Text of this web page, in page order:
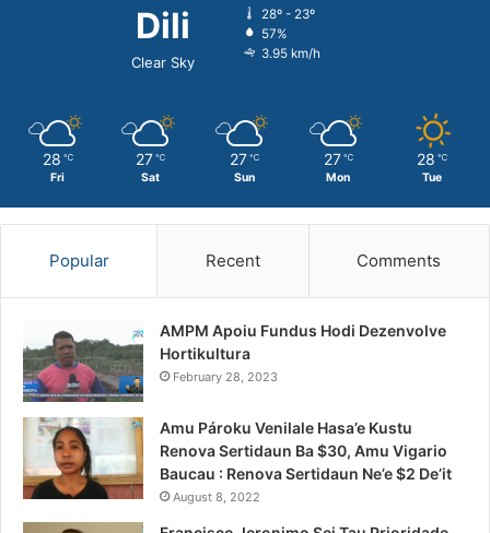
Dili
Clear Sky
28º - 23º
57%
3.95 km/h
28 ℃
Fri
27 ℃
Sat
27 ℃
Sun
27 ℃
Mon
28 ℃
Tue
Popular Recent Comments
AMPM Apoiu Fundus Hodi Dezenvolve
Hortikultura
February 28, 2023
Amu Pároku Venilale Hasa’e Kustu
Renova Sertidaun Ba $30, Amu Vigario
Baucau : Renova Sertidaun Ne’e $2 De’it
August 8, 2022